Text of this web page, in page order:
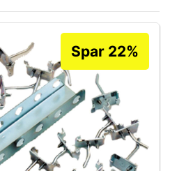
Spar 22%